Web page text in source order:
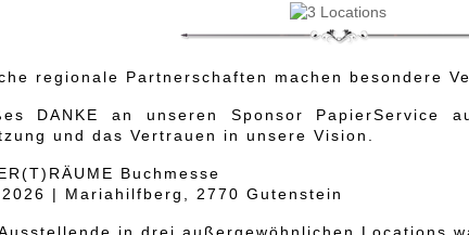
regionale Partnerschaften machen besondere
DANKE an unseren Sponsor PapierService
und das Vertrauen in unsere Vision.
Buchmesse
| Mariahilfberg, 2770 Gutenstein
in drei außergewöhnlichen Locations